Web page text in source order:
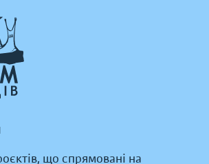
що спрямовані на